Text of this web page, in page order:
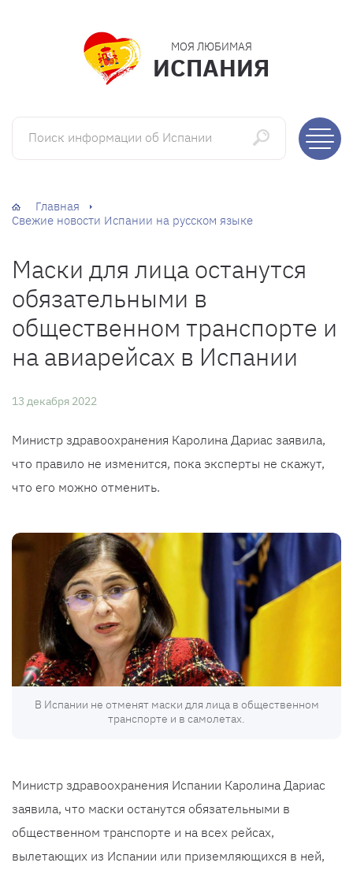
МОЯ ЛЮБИМАЯ
ИСПАНИЯ
Поиск информации об Испании
Главная
Свежие новости Испании на русском языке
Маски для лица останутся
обязательными в
общественном транспорте и
на авиарейсах в Испании
13 декабря 2022
Министр здравоохранения Каролина Дариас заявила,
что правило не изменится, пока эксперты не скажут,
что его можно отменить.
В Испании не отменят маски для лица в общественном
транспорте и в самолетах.
Министр здравоохранения Испании Каролина Дариас
заявила, что маски останутся обязательными в
общественном транспорте и на всех рейсах,
вылетающих из Испании или приземляющихся в ней,